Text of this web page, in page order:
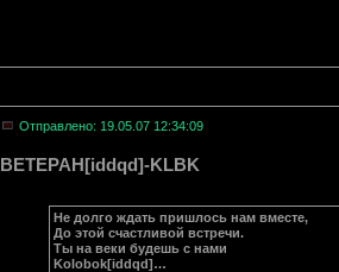
Отправлено: 19.05.07 12:34:09
BETEPAH[iddqd]-KLBK
Не долго ждать пришлось нам вместе,
До этой счастливой встречи.
Ты на веки будешь с нами
Kolobok[iddqd]…